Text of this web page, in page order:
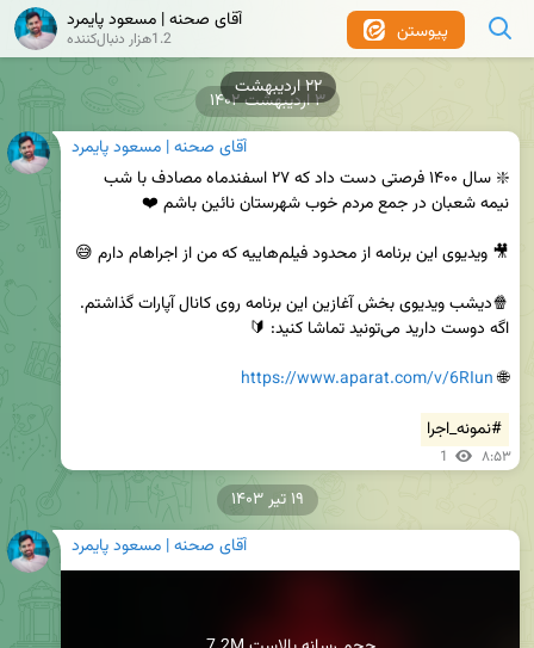
۲۲ اردیبهشت
پیوستن آقای صحنه | مسعود پایمرد
1.2هزار دنبال‌کننده
آقای صحنه | مسعود پایمرد
🌐
https://www.aparat.com/v/6RIun
#نمونه_اجرا
1 ۸:۵۳
۳ اردیبهشت ۱۴۰۲
آقای صحنه | مسعود پایمرد
۱۹ تیر ۱۴۰۳